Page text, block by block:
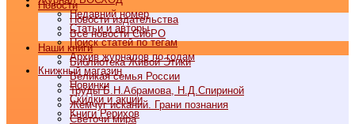
Недавний номер
Статьи и авторы
Поиск статей по тегам
Архив журналов по годам
Книжный магазин
Новинки
Скидки и акции
Книги Рерихов
Новости
Новости издательства
Все новости СибРО
Наши книги
Библиотека Живой Этики
Великая семья России
Труды Б.Н.Абрамова, Н.Д.Спириной
Жемчуг исканий. Грани познания
Светочи мира